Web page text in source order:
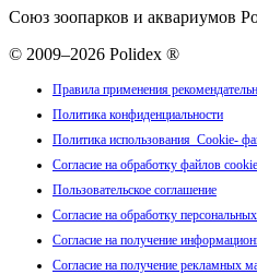
Союз зоопарков и аквариумов
© 2009–2026 Polidex ®
Правила применения
Политика конфиденциальности
Политика использования Cookie-
Согласие на обработку файлов
Пользовательское соглашение
Согласие на обработку
Согласие на получение
Согласие на получение рекламных